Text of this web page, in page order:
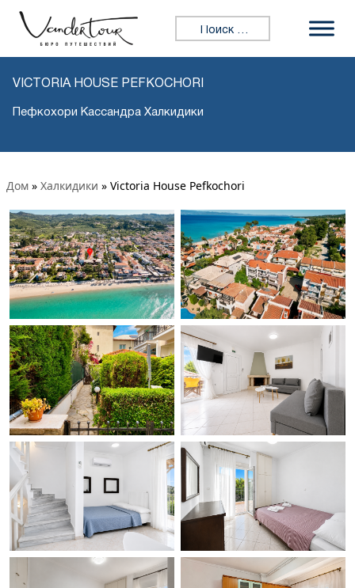
Искать:
VICTORIA HOUSE PEFKOCHORI
Пефкохори Кассандра Халкидики
Дом » Халкидики » Victoria House Pefkochori